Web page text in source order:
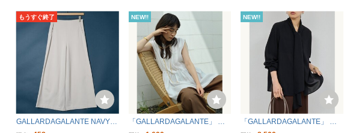
もうすぐ終了
GALLARDAGALANTE NAVY
NEW!!
「GALLARDAGALANTE」 ノ
NEW!!
「GALLARDAGALANTE」 長